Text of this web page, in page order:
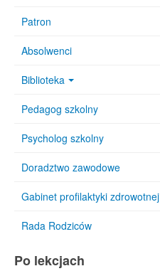
Patron
Absolwenci
Biblioteka
Pedagog szkolny
Psycholog szkolny
Doradztwo zawodowe
Gabinet profilaktyki zdrowotnej
Rada Rodziców
Po lekcjach